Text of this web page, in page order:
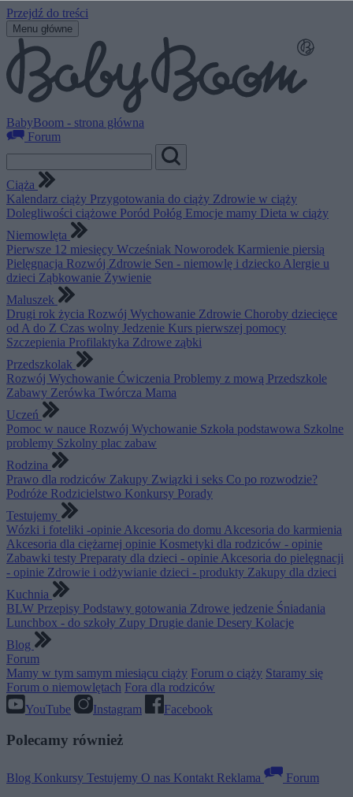
Przejdź do treści
Menu główne
BabyBoom - strona główna
Forum
Ciąża
Kalendarz ciąży Przygotowania do ciąży Zdrowie w ciąży
Dolegliwości ciążowe Poród Połóg Emocje mamy Dieta w ciąży
Niemowlęta
Pierwsze 12 miesięcy Wcześniak Noworodek Karmienie piersią
Pielęgnacja Rozwój Zdrowie Sen - niemowlę i dziecko Alergie u
dzieci Ząbkowanie Żywienie
Maluszek
Drugi rok życia Rozwój Wychowanie Zdrowie Choroby dziecięce
od A do Z Czas wolny Jedzenie Kurs pierwszej pomocy
Szczepienia Profilaktyka Zdrowe ząbki
Przedszkolak
Rozwój Wychowanie Ćwiczenia Problemy z mową Przedszkole
Zabawy Zerówka Twórcza Mama
Uczeń
Pomoc w nauce Rozwój Wychowanie Szkoła podstawowa Szkolne
problemy Szkolny plac zabaw
Rodzina
Prawo dla rodziców Zakupy Związki i seks Co po rozwodzie?
Podróże Rodzicielstwo Konkursy Porady
Testujemy
Wózki i foteliki -opinie Akcesoria do domu Akcesoria do karmienia
Akcesoria dla ciężarnej opinie Kosmetyki dla rodziców - opinie
Zabawki testy Preparaty dla dzieci - opinie Akcesoria do pielęgnacji
- opinie Zdrowie i odżywianie dzieci - produkty Zakupy dla dzieci
Kuchnia
BLW Przepisy Podstawy gotowania Zdrowe jedzenie Śniadania
Lunchbox - do szkoły Zupy Drugie danie Desery Kolacje
Blog
Forum
Mamy w tym samym miesiącu ciąży Forum o ciąży Staramy się
Forum o niemowlętach Fora dla rodziców
YouTube
Instagram Facebook
Polecamy również
Blog Konkursy Testujemy O nas Kontakt Reklama
Forum